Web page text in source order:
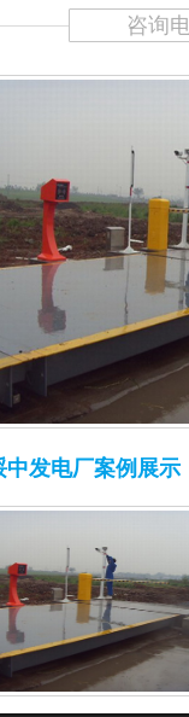
咨询
中发电厂案例展示